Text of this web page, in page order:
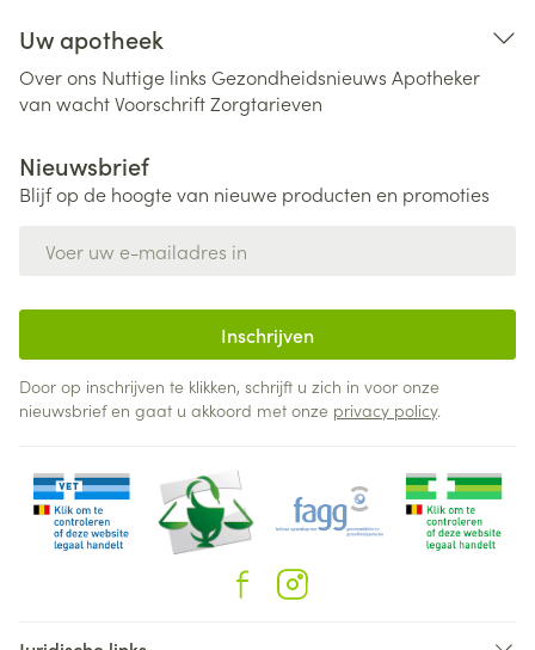
Uw apotheek
Over ons Nuttige links Gezondheidsnieuws Apotheker
van wachtVoorschriftZorgtarieven
Nieuwsbrief
Blijf op de hoogte van nieuwe producten en promoties
Inschrijven
Door op inschrijven te klikken, schrijft u zich in voor onze
nieuwsbrief en gaat u akkoord met onze privacy policy.